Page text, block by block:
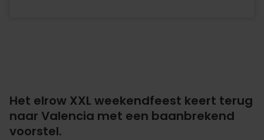
Het elrow XXL weekendfeest keert terug
naar Valencia met een baanbrekend
voorstel.